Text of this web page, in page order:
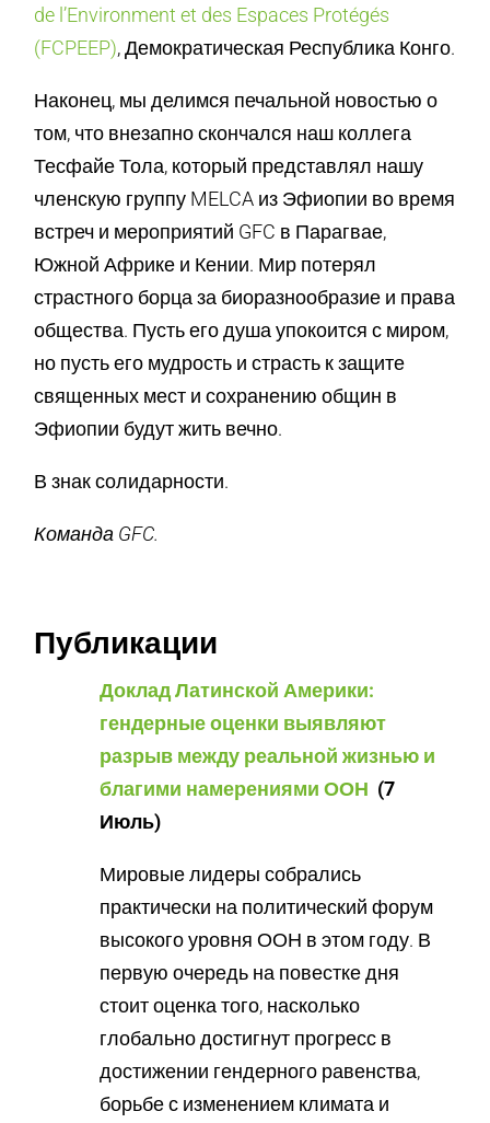
de l’Environment et des Espaces Protégés
(FCPEEP), Демократическая Республика Конго.
Наконец, мы делимся печальной новостью о
том, что внезапно скончался наш коллега
Тесфайе Тола, который представлял нашу
членскую группу MELCA из Эфиопии во время
встреч и мероприятий GFC в Парагвае,
Южной Африке и Кении. Мир потерял
страстного борца за биоразнообразие и права
общества. Пусть его душа упокоится с миром,
но пусть его мудрость и страсть к защите
священных мест и сохранению общин в
Эфиопии будут жить вечно.
В знак солидарности.
Команда GFC.
Публикации
Доклад Латинской Америки:
гендерные оценки выявляют
разрыв между реальной жизнью и
благими намерениями ООН (7
Июль)
Мировые лидеры собрались
практически на политический форум
высокого уровня ООН в этом году. В
первую очередь на повестке дня
стоит оценка того, насколько
глобально достигнут прогресс в
достижении гендерного равенства,
борьбе с изменением климата и